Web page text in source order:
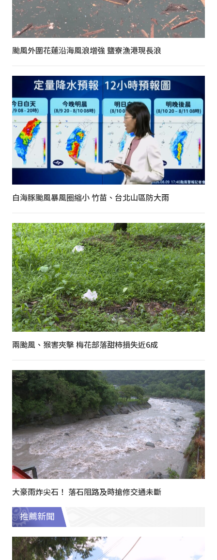
颱風外圍花蓮沿海風浪增強 鹽寮漁港現長浪
白海豚颱風暴風圈縮小 竹苗、台北山區防大雨
兩颱風、猴害夾擊 梅花部落甜柿損失近6成
大豪雨炸尖石！ 落石阻路及時搶修交通未斷
推薦新聞